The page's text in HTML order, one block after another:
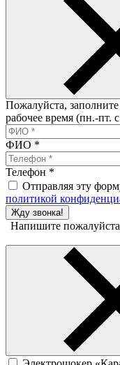
Пожалуйста,
рабочее время (пн.-пт.
ФИО *
Телефон *
Отправляя эту
политикой
Жду звонка!
Напишите